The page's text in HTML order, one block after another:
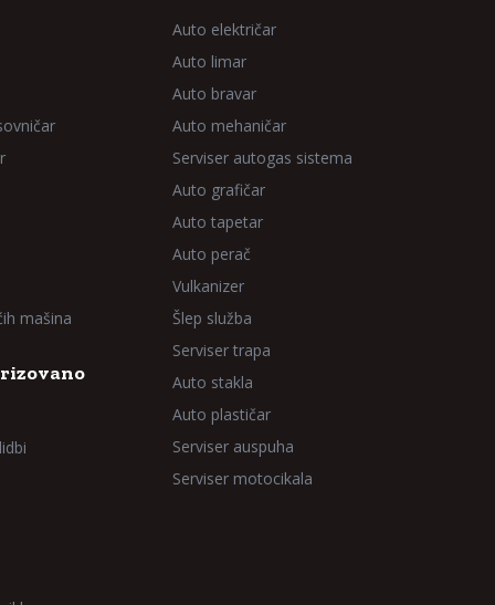
mašina
Auto električar
Auto limar
Auto bravar
Auto mehaničar
Serviser autogas sistema
Auto grafičar
Auto tapetar
Auto perač
Vulkanizer
Šlep služba
Serviser trapa
Auto stakla
Auto plastičar
Serviser auspuha
Serviser motocikala